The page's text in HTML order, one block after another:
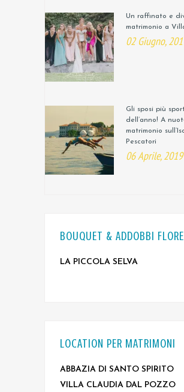
Un raffinato e
matrimonio a
02 Giugno,
Gli sposi più
dell’anno! A
matrimonio
Pescatori
06 Aprile, 2019
BOUQUET & ADDOBBI
LA PICCOLA SELVA
LOCATION PER MATRIMONI
ABBAZIA DI SANTO SPIRITO
VILLA CLAUDIA DAL POZZO